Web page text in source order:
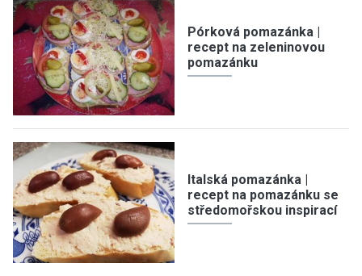
Pórková pomazánka |
recept na zeleninovou
pomazánku
Italská pomazánka |
recept na pomazánku se
středomořskou inspirací